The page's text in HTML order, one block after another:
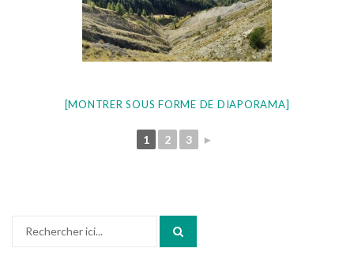
[MONTRER SOUS FORME DE DIAPORAMA]
1 2 3 ►